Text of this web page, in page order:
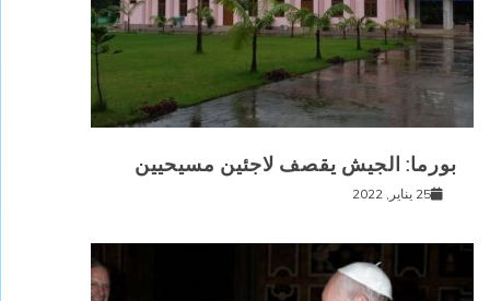
بورما: الجيش يقصف لاجئين مسيحيين
25 يناير, 2022